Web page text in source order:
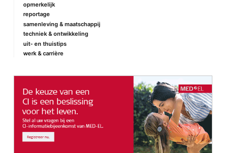
opmerkelijk
reportage
samenleving & maatschappij
techniek & ontwikkeling
uit- en thuistips
werk & carrière